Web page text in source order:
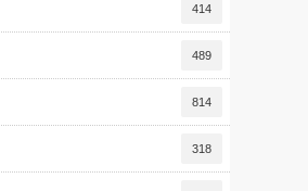
414
489
814
318